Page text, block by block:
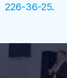
226-36-25.